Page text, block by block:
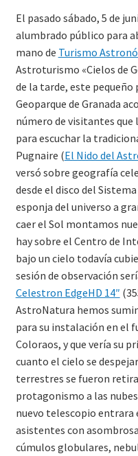
El pasado sábado, 5 de
alumbrado público para
mano de Turismo
Astroturismo «Cielos de
de la tarde, este
Geoparque de Granada
número de visitantes que
para escuchar la
Pugnaire (El Nido del
versó sobre geografía
desde el disco del
esponja del universo a
caer el Sol montamos
hay sobre el Centro de
bajo un cielo todavía
sesión de observación
Celestron EdgeHD 14″
AstroNatura hemos
para su instalación en el
Coloraos, y que vería su
cuanto el cielo se
terrestres se fueron
protagonismo a las
nuevo telescopio entrara
asistentes con
cúmulos globulares,